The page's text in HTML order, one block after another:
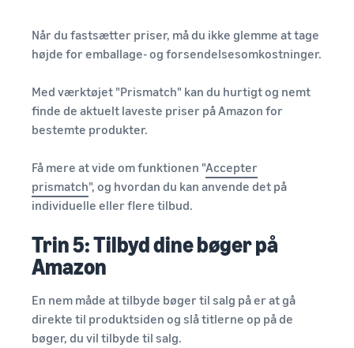
Når du fastsætter priser, må du ikke glemme at tage
højde for emballage- og forsendelsesomkostninger.
Med værktøjet "Prismatch" kan du hurtigt og nemt
finde de aktuelt laveste priser på Amazon for
bestemte produkter.
Få mere at vide om funktionen "Accepter
prismatch", og hvordan du kan anvende det på
individuelle eller flere tilbud.
Trin 5: Tilbyd dine bøger på
Amazon
En nem måde at tilbyde bøger til salg på er at gå
direkte til produktsiden og slå titlerne op på de
bøger, du vil tilbyde til salg.